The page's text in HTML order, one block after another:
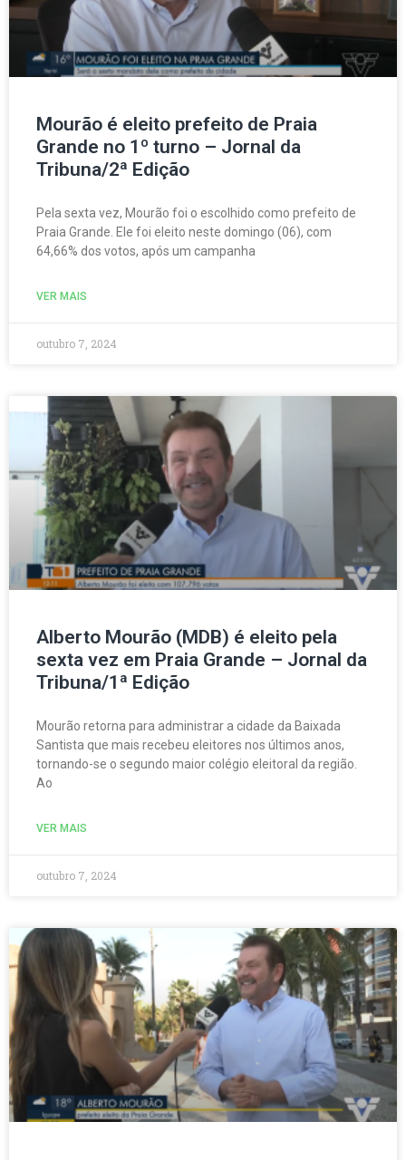
Mourão é eleito prefeito de Praia
Grande no 1º turno – Jornal da
Tribuna/2ª Edição
Pela sexta vez, Mourão foi o escolhido como prefeito de
Praia Grande. Ele foi eleito neste domingo (06), com
64,66% dos votos, após um campanha
VER MAIS
outubro 7, 2024
Alberto Mourão (MDB) é eleito pela
sexta vez em Praia Grande – Jornal da
Tribuna/1ª Edição
Mourão retorna para administrar a cidade da Baixada
Santista que mais recebeu eleitores nos últimos anos,
tornando-se o segundo maior colégio eleitoral da região.
Ao
VER MAIS
outubro 7, 2024